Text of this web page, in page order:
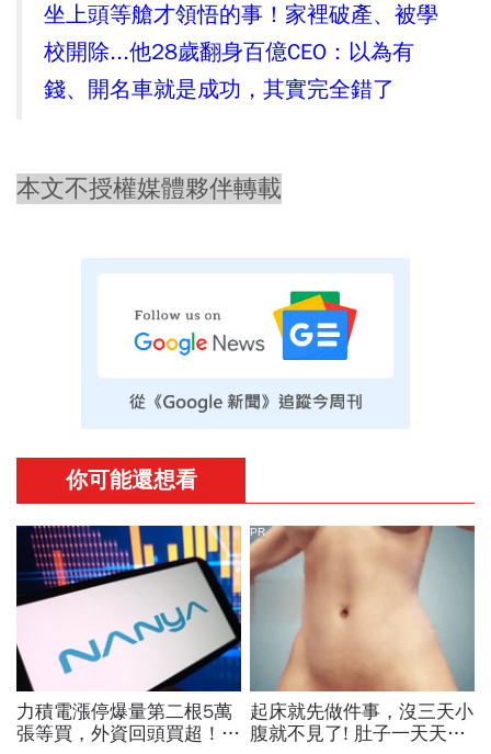
坐上頭等艙才領悟的事！家裡破產、被學
校開除...他28歲翻身百億CEO：以為有
錢、開名車就是成功，其實完全錯了
本文不授權媒體夥伴轉載